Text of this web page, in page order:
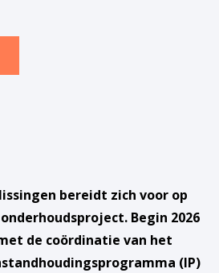
bereidt zich voor op
Begin 2026
de coördinatie van het
programma (IP)